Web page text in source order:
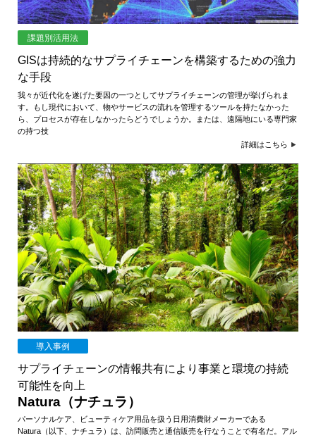
課題別活用法
GISは持続的なサプライチェーンを構築するための強力
な手段
我々が近代化を遂げた要因の一つとしてサプライチェーンの管理が挙げられま
す。もし現代において、物やサービスの流れを管理するツールを持たなかった
ら、プロセスが存在しなかったらどうでしょうか。または、遠隔地にいる専門家
の持つ技
詳細はこちら
導入事例
サプライチェーンの情報共有により事業と環境の持続
可能性を向上
Natura（ナチュラ）
パーソナルケア、ビューティケア用品を扱う日用消費財メーカーである
Natura（以下、ナチュラ）は、訪問販売と通信販売を行なうことで有名だ。アル